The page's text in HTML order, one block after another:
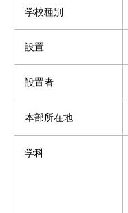
学校種別
設置
設置者
本部所在地
学科